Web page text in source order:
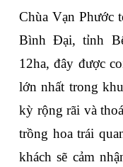
Chùa Vạn Phước
Bình Đại, tỉnh
12ha, đây được
lớn nhất trong
kỳ rộng rãi và
trồng hoa trái
khách sẽ cảm